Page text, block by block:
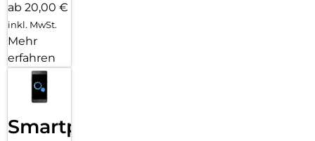
ab 20,00 €
inkl. MwSt.
Mehr
erfahren
Smartphone